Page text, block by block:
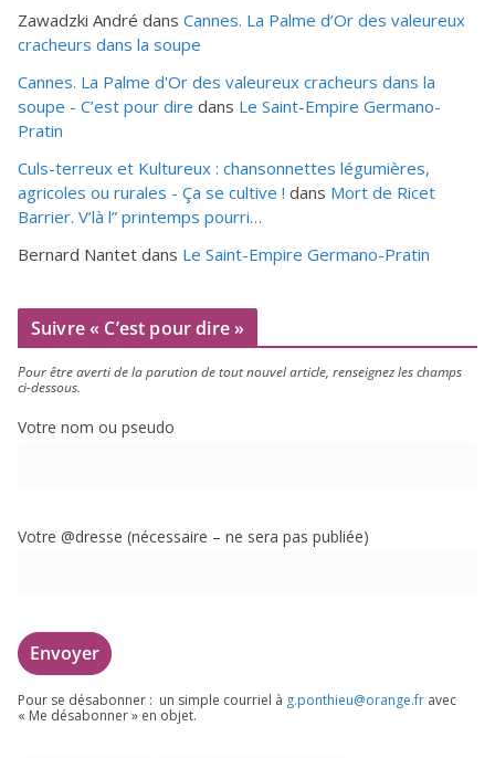
Zawadzki André dans Cannes. La Palme d’Or des valeureux
cracheurs dans la soupe
Cannes. La Palme d'Or des valeureux cracheurs dans la
soupe - C’est pour dire dans Le Saint-Empire Germano-
Pratin
Culs-terreux et Kultureux : chansonnettes légumières,
agricoles ou rurales - Ça se cultive ! dans Mort de Ricet
Barrier. V’là l” printemps pourri…
Bernard Nantet dans Le Saint-Empire Germano-Pratin
Suivre « C’est pour dire »
Pour être aver­ti de la paru­tion de tout nou­vel article, ren­sei­gnez les champs
ci-dessous.
Votre nom ou pseudo
Votre @dresse (néces­saire – ne sera pas publiée)
Pour se désa­bon­ner : un simple cour­riel à g.​ponthieu@​orange.​fr avec
« Me désa­bon­ner » en objet.